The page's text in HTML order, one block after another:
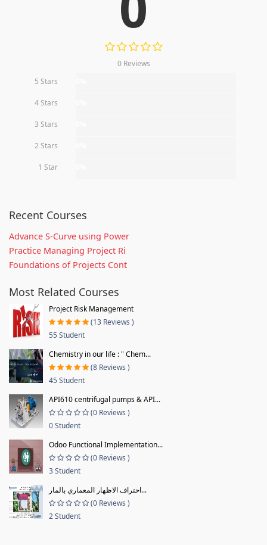
0 Reviews
5 Stars
4 Stars
3 Stars
2 Stars
1 Star
Recent Courses
Advance S-Curve using Power
Practice Managing Project Ri
Foundations of Projects Cont
Most Related Courses
Project Risk Management
(13 Reviews )
55 Student
Chemistry in our life : " Chem...
(8 Reviews )
45 Student
API610 centrifugal pumps & API...
(0 Reviews )
0 Student
Odoo Functional Implementation...
(0 Reviews )
3 Student
احتراف الاظهار المعماري بالمار...
(0 Reviews )
2 Student